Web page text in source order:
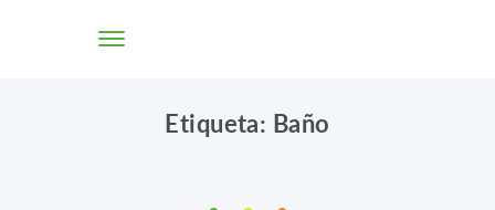
TIENDA ONLINE
Etiqueta: Baño